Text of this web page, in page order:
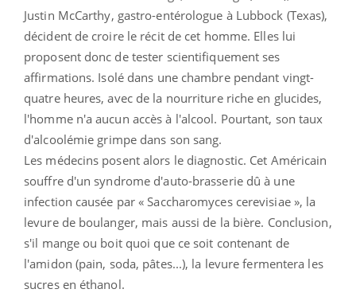
Justin McCarthy, gastro-entérologue à Lubbock (Texas),
décident de croire le récit de cet homme. Elles lui
proposent donc de tester scientifiquement ses
affirmations. Isolé dans une chambre pendant vingt-
quatre heures, avec de la nourriture riche en glucides,
l'homme n'a aucun accès à l'alcool. Pourtant, son taux
d'alcoolémie grimpe dans son sang.
Les médecins posent alors le diagnostic. Cet Américain
souffre d'un syndrome d'auto-brasserie dû à une
infection causée par « Saccharomyces cerevisiae », la
levure de boulanger, mais aussi de la bière. Conclusion,
s'il mange ou boit quoi que ce soit contenant de
l'amidon (pain, soda, pâtes...), la levure fermentera les
sucres en éthanol.